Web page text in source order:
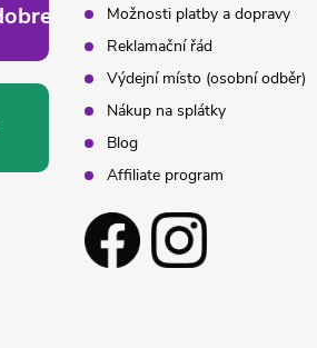
Možnosti platby a dopravy
Reklamační řád
Výdejní místo (osobní odběr)
Nákup na splátky
Blog
Affiliate program